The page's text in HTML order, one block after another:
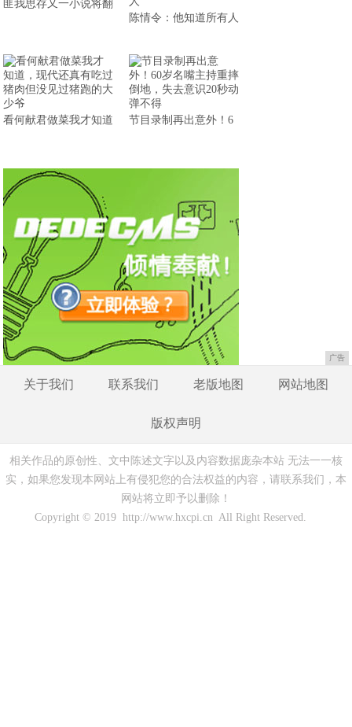
匪我思存又一小说将翻
陈情令：他知道所有人
看何献君做菜我才知道 节目录制再出意外！6
广告
关于我们 联系我们 老版地图 网站地图
版权声明
相关作品的原创性、文中陈述文字以及内容数据庞杂本站 无法一一核
实，如果您发现本网站上有侵犯您的合法权益的内容，请联系我们，本
网站将立即予以删除！
Copyright © 2019 http://www.hxcpi.cn All Right Reserved.